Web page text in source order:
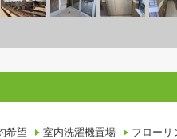
希望 室内洗濯機置場 フローリ